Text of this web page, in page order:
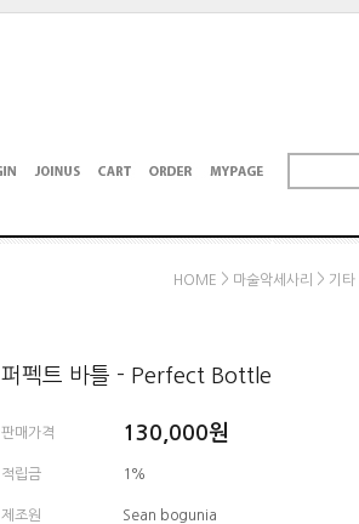
HOME > 마술악세사리 > 기타
퍼펙트 바틀 - Perfect Bottle
판매가격 130,000원
적립금 1%
제조원 Sean bogunia